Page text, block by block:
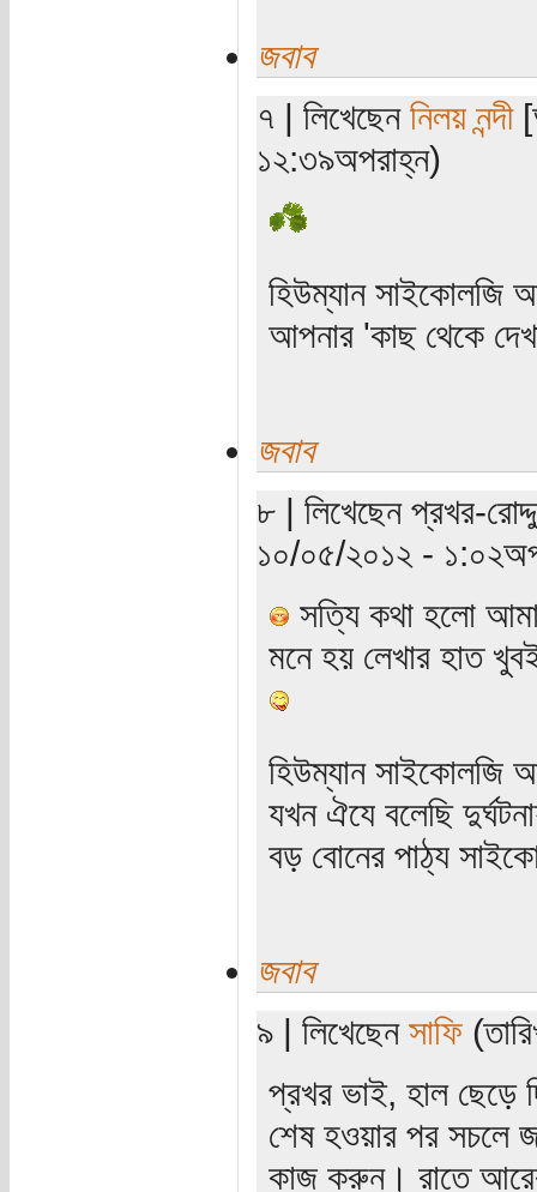
জবাব
৭ | লিখেছেন নিলয় নন্দী
১২:৩৯অপরাহ্ন)
হিউম্যান সাইকোলজি
আপনার 'কাছ থেকে
জবাব
৮ | লিখেছেন প্রখর-
১০/০৫/২০১২ -
সত্যি কথা হলো
মনে হয় লেখার হাত
হিউম্যান সাইকোলজি
যখন ঐযে বলেছি
বড় বোনের পাঠ্য
জবাব
৯ | লিখেছেন সাফি
প্রখর ভাই, হাল ছেড়ে
শেষ হওয়ার পর সচলে
কাজ করুন। রাতে